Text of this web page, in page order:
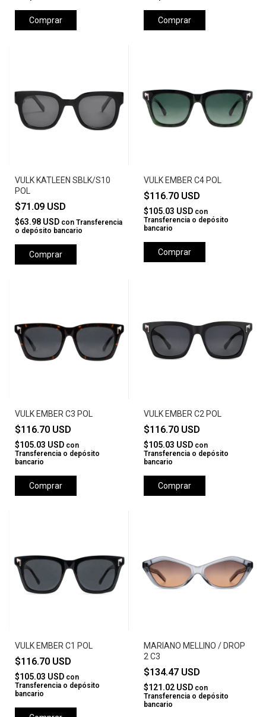
Comprar Comprar
VULK KATLEEN SBLK/S10
POL
$71.09 USD
$63.98 USD con Transferencia
o depósito bancario
Comprar
VULK EMBER C4 POL
$116.70 USD
$105.03 USD con
Transferencia o depósito
bancario
Comprar
VULK EMBER C3 POL
$116.70 USD
$105.03 USD con
Transferencia o depósito
bancario
Comprar
VULK EMBER C2 POL
$116.70 USD
$105.03 USD con
Transferencia o depósito
bancario
Comprar
VULK EMBER C1 POL
$116.70 USD
$105.03 USD con
Transferencia o depósito
bancario
MARIANO MELLINO / DROP
2 C3
$134.47 USD
$121.02 USD con
Transferencia o depósito
bancario